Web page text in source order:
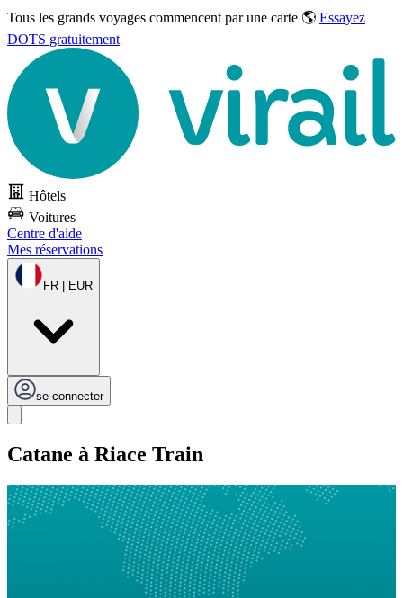
Tous les grands voyages commencent par une carte 🌎 Essayez
DOTS gratuitement
Hôtels
Voitures
Centre d'aide
Mes réservations
FR | EUR
se connecter
Catane à Riace Train